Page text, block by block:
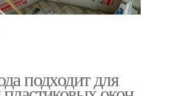
подходит для